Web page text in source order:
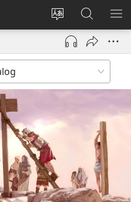
Baguhin
ang
wika
ng
Mag-
log
bubukas
bagong
sa
JW.ORG